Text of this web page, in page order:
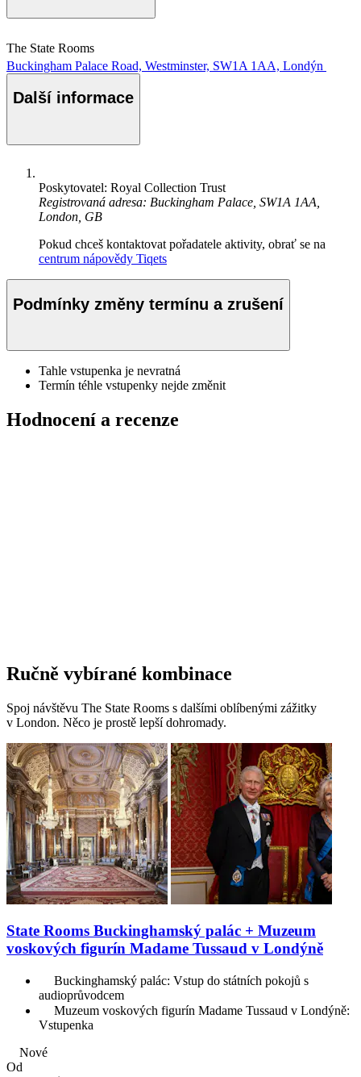
The State Rooms
Buckingham Palace Road, Westminster, SW1A 1AA, Londýn
Další informace
Poskytovatel: Royal Collection Trust
Registrovaná adresa: Buckingham Palace, SW1A 1AA,
London, GB
Pokud chceš kontaktovat pořadatele aktivity, obrať se na
centrum nápovědy Tiqets
Podmínky změny termínu a zrušení
Tahle vstupenka je nevratná
Termín téhle vstupenky nejde změnit
Hodnocení a recenze
Ručně vybírané kombinace
Spoj návštěvu The State Rooms s dalšími oblíbenými zážitky
v London. Něco je prostě lepší dohromady.
State Rooms Buckinghamský palác + Muzeum
voskových figurín Madame Tussaud v Londýně
Buckinghamský palác: Vstup do státních pokojů s
audioprůvodcem
Muzeum voskových figurín Madame Tussaud v Londýně:
Vstupenka
Nové
Od